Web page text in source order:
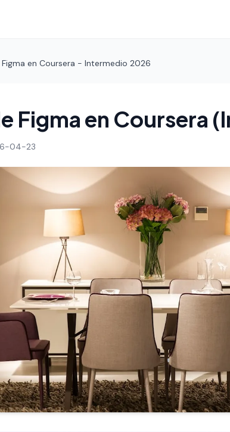
en Coursera - Intermedio 2026
Figma en Coursera
04-23